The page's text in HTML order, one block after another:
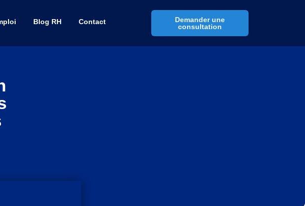
Blog RH Contact
Demander une
consultation